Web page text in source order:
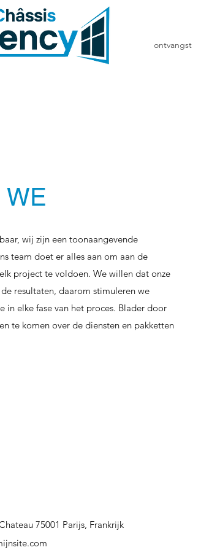
ontvangst
WE
wij zijn een toonaangevende
team doet er alles aan om aan de
project te voldoen. We willen dat onze
resultaten, daarom stimuleren we
in elke fase van het proces. Blader door
te komen over de diensten en pakketten
75001 Parijs, Frankrijk